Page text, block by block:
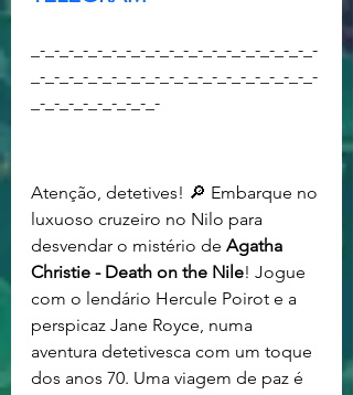
_-_-_-_-_-_-_-_-_-_-_-_-_-_-_-_-_-_-_-_-
_-_-_-_-_-_-_-_-_-_-_-_-_-_-_-_-_-_-_-_-
_-_-_-_-_-_-_-_-_-
Atenção, detetives! 🔎 Embarque no
luxuoso cruzeiro no Nilo para
desvendar o mistério de Agatha
Christie - Death on the Nile! Jogue
com o lendário Hercule Poirot e a
perspicaz Jane Royce, numa
aventura detetivesca com um toque
dos anos 70. Uma viagem de paz é